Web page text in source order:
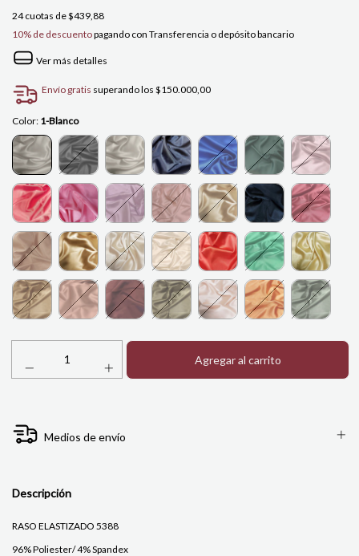
24 cuotas de$439,88
10% de descuentopagando con Transferencia o depósito bancario
Ver más detalles
Envío gratis superando los $150.000,00
Color: 1-Blanco
Medios de envío
Descripción
RASO ELASTIZADO 5388
96% Poliester/ 4% Spandex